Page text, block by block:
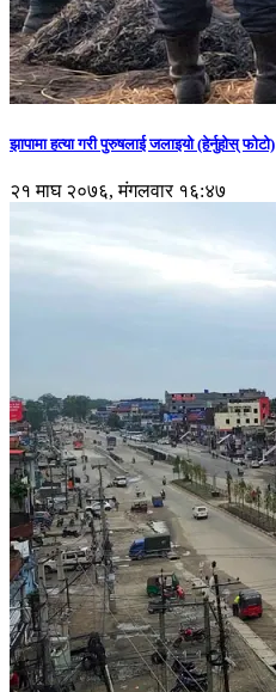
झापामा हत्या गरी पुरुषलाई जलाइयो (हेर्नुहाेस् फाेटाे)
२१ माघ २०७६, मंगलवार १६:४७